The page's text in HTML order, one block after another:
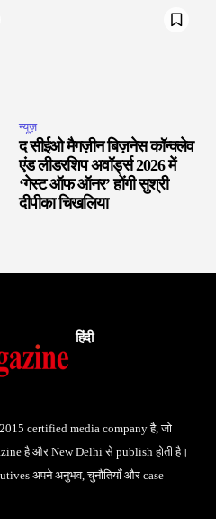
न्यूज़
द सीईओ मैगज़ीन बिज़नेस कॉन्क्लेव
एंड लीडरशिप अवॉर्ड्स 2026 में
‘गेस्ट ऑफ ऑनर’ होंगी सुश्री
दीपीका चिखलिया
हिंदी
certified media company है, जो
है और New Delhi से publish होती है।
अपने अनुभव, चुनौतियाँ और case